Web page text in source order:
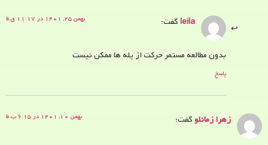
leilaگفت: بهمن ۲۵, ۱۴۰۱ در ۱۱:۱۷ ق.ظ
بدون مطالعه مستمر حرکت از پله ها ممکن نیست
پاسخ
زهرا زمانلوگفت: بهمن ۱۰, ۱۴۰۱ در ۶:۱۵ ب.ظ